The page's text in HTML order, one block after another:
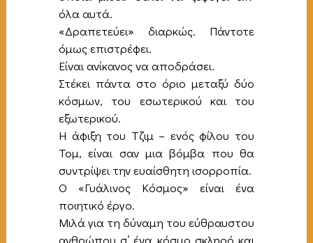
όλα αυτά.
«Δραπετεύει» διαρκώς. Πάντοτε
όμως επιστρέφει.
Είναι ανίκανος να αποδράσει.
Στέκει πάντα στο όριο μεταξύ δύο
κόσμων, του εσωτερικού και του
εξωτερικού.
Η άφιξη του Τζιμ – ενός φίλου του
Τομ, είναι σαν μια βόμβα που θα
συντρίψει την ευαίσθητη ισορροπία.
Ο «Γυάλινος Κόσμος» είναι ένα
ποιητικό έργο.
Μιλά για τη δύναμη του εύθραυστου
ανθρώπου σ’ ένα κόσμο σκληρό και